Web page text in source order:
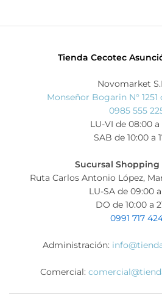
Tienda Cecotec
Novomarket
Monseñor Bogarin N° 1251
0985 555
LU-VI de 08:00 a
SAB de 10:00 a
Sucursal Shopping
Ruta Carlos Antonio López,
LU-SA de 09:00 a
DO de 10:00 a
0991 717
Administración:
Comercial: